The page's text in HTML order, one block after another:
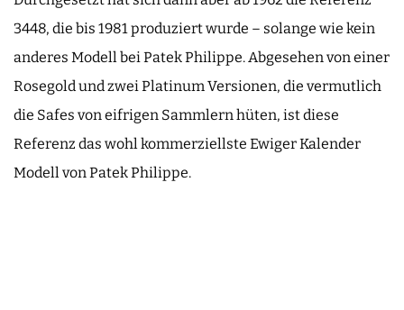
3448, die bis 1981 produziert wurde – solange wie kein
anderes Modell bei Patek Philippe. Abgesehen von einer
Rosegold und zwei Platinum Versionen, die vermutlich
die Safes von eifrigen Sammlern hüten, ist diese
Referenz das wohl kommerziellste Ewiger Kalender
Modell von Patek Philippe.